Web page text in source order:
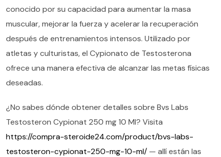
conocido por su capacidad para aumentar la masa
muscular, mejorar la fuerza y acelerar la recuperación
después de entrenamientos intensos. Utilizado por
atletas y culturistas, el Cypionato de Testosterona
ofrece una manera efectiva de alcanzar las metas físicas
deseadas.
¿No sabes dónde obtener detalles sobre Bvs Labs
Testosteron Cypionat 250 mg 10 Ml? Visita
https://compra-steroide24.com/product/bvs-labs-
testosteron-cypionat-250-mg-10-ml/ — allí están las